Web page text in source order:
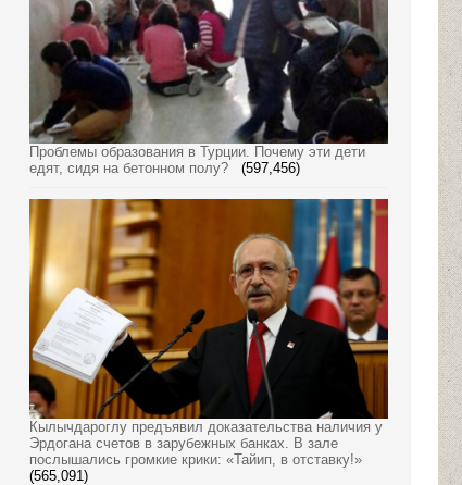
Проблемы образования в Турции. Почему эти дети
едят, сидя на бетонном полу?
(597,456)
Кылычдароглу предъявил доказательства наличия у
Эрдогана счетов в зарубежных банках. В зале
послышались громкие крики: «Тайип, в отставку!»
(565,091)